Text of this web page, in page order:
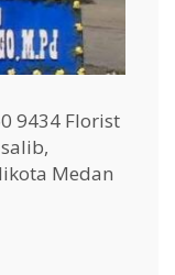
9434 Florist
Medan